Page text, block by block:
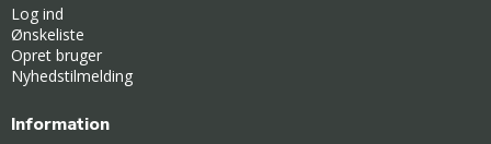
Log ind
Ønskeliste
Opret bruger
Nyhedstilmelding
Information